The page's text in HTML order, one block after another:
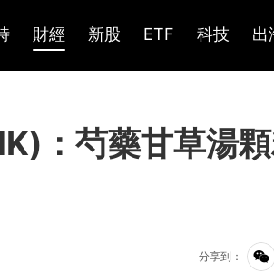
財經 新股 ETF 科技 出
：芍藥甘草湯
分享到：